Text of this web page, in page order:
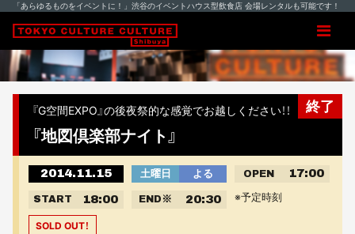
「あらゆるものをイベントに！」渋谷のイベントハウス型飲食店 会場レンタルも可能です！
終了
『G空間EXPO』の後夜祭的な感覚でお越しください！！
『地図倶楽部ナイト』
2014.11.15 土曜日 よる OPEN 17:00
START 18:00 END ※ 20:30 ※予定時刻
SOLD OUT！